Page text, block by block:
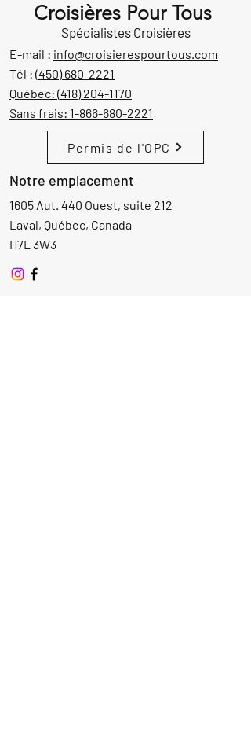
Croisières Pour Tous
Spécialistes Croisières
E-mail : info@croisierespourtous.com
Tél : (450) 680-2221
Québec: (418) 204-1170
Sans frais: 1-866-680-2221
Permis de l'OPC
Notre emplacement
1605 Aut. 440 Ouest, suite 212
Laval, Québec, Canada
H7L 3W3